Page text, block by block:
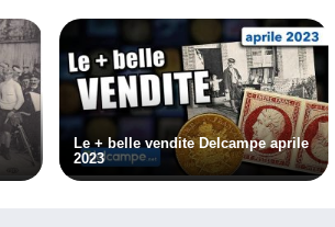
Le + belle vendite Delcampe aprile
2023